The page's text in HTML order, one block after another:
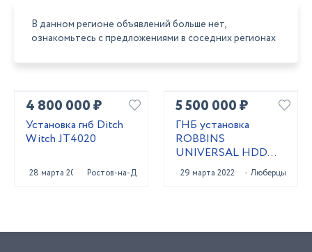
В данном регионе объявлений больше нет,
ознакомьтесь с предложениями в соседних регионах
4 800 000 ₽
Установка гнб Ditch
Witch JT4020
28 марта 2023 Ростов-на-Дону
5 500 000 ₽
ГНБ установка
ROBBINS
UNIVERSAL HDD
UNI 24x40
29 марта 2022 Люберцы